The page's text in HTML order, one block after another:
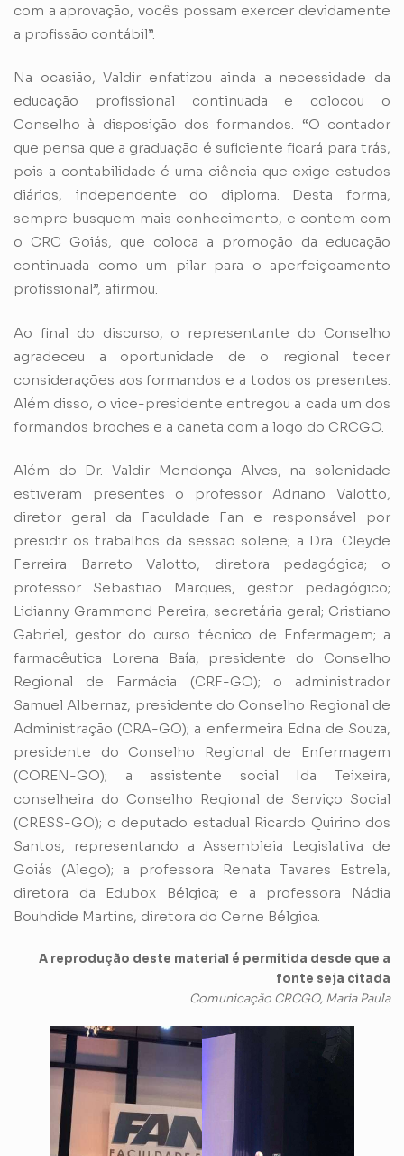
com a aprovação, vocês possam exercer devidamente
a profissão contábil”.
Na ocasião, Valdir enfatizou ainda a necessidade da
educação profissional continuada e colocou o
Conselho à disposição dos formandos. “O contador
que pensa que a graduação é suficiente ficará para trás,
pois a contabilidade é uma ciência que exige estudos
diários, independente do diploma. Desta forma,
sempre busquem mais conhecimento, e contem com
o CRC Goiás, que coloca a promoção da educação
continuada como um pilar para o aperfeiçoamento
profissional”, afirmou.
Ao final do discurso, o representante do Conselho
agradeceu a oportunidade de o regional tecer
considerações aos formandos e a todos os presentes.
Além disso, o vice-presidente entregou a cada um dos
formandos broches e a caneta com a logo do CRCGO.
Além do Dr. Valdir Mendonça Alves, na solenidade
estiveram presentes o professor Adriano Valotto,
diretor geral da Faculdade Fan e responsável por
presidir os trabalhos da sessão solene; a Dra. Cleyde
Ferreira Barreto Valotto, diretora pedagógica; o
professor Sebastião Marques, gestor pedagógico;
Lidianny Grammond Pereira, secretária geral; Cristiano
Gabriel, gestor do curso técnico de Enfermagem; a
farmacêutica Lorena Baía, presidente do Conselho
Regional de Farmácia (CRF-GO); o administrador
Samuel Albernaz, presidente do Conselho Regional de
Administração (CRA-GO); a enfermeira Edna de Souza,
presidente do Conselho Regional de Enfermagem
(COREN-GO); a assistente social Ida Teixeira,
conselheira do Conselho Regional de Serviço Social
(CRESS-GO); o deputado estadual Ricardo Quirino dos
Santos, representando a Assembleia Legislativa de
Goiás (Alego); a professora Renata Tavares Estrela,
diretora da Edubox Bélgica; e a professora Nádia
Bouhdide Martins, diretora do Cerne Bélgica.
A reprodução deste material é permitida desde que a
fonte seja citada
Comunicação CRCGO, Maria Paula